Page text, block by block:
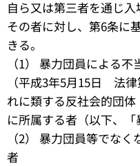
自ら又は第三者を通じ
その者に対し、第6条に
きる。
（1） 暴力団員による
（平成3年5月15日 法
れに類する反社会的団体
に所属する者（以下、「
（2） 暴力団員等でな
者